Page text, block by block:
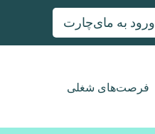
ورود به مای‌چارت
فرصت‌های شغلی